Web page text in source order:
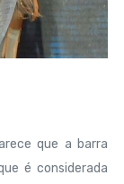
que a barra
é considerada